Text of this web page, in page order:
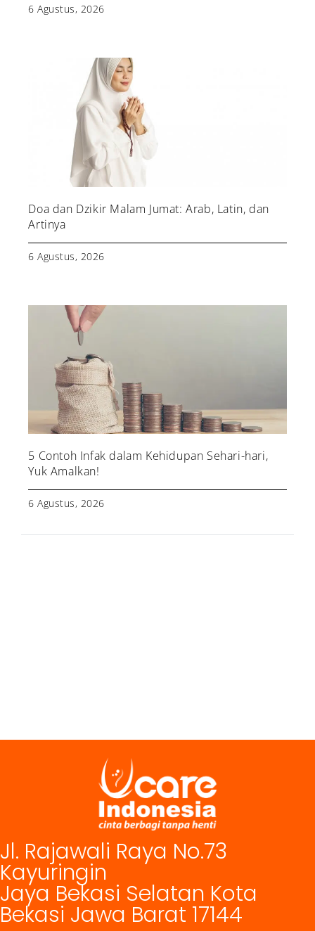
6 Agustus, 2026
Doa dan Dzikir Malam Jumat: Arab, Latin, dan
Artinya
6 Agustus, 2026
5 Contoh Infak dalam Kehidupan Sehari-hari,
Yuk Amalkan!
6 Agustus, 2026
Jl. Rajawali Raya No.73
Kayuringin
Jaya Bekasi Selatan Kota
Bekasi Jawa Barat 17144